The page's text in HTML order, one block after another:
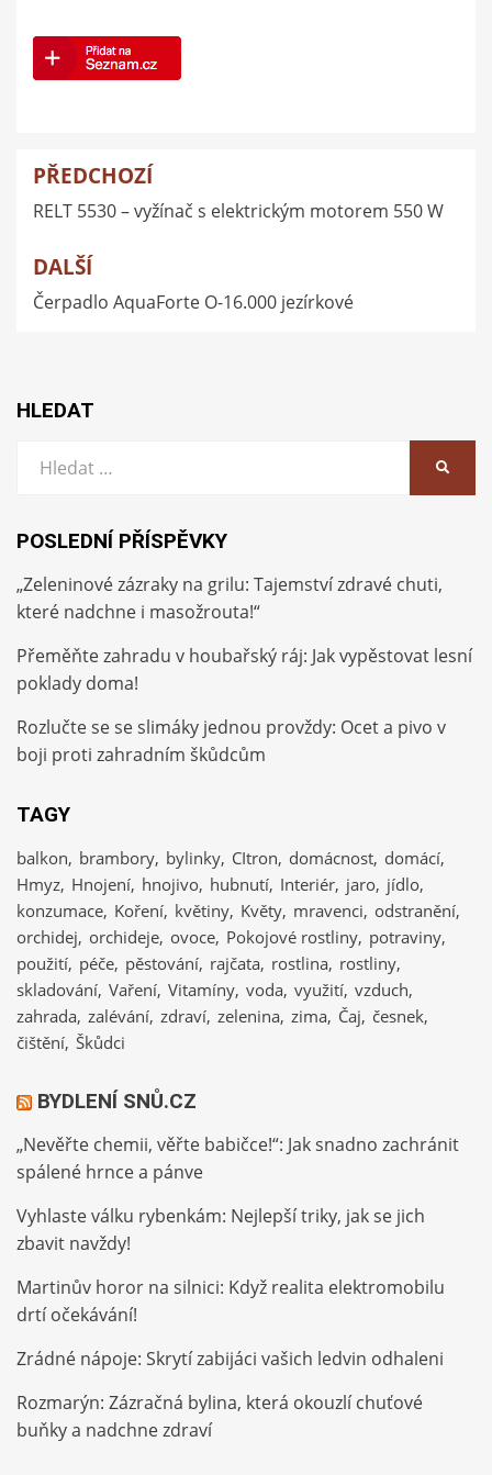
Navigace
pro
příspěvek
PŘEDCHOZÍ
RELT 5530 – vyžínač s elektrickým motorem 550 W
DALŠÍ
Čerpadlo AquaForte O-16.000 jezírkové
HLEDAT
POSLEDNÍ PŘÍSPĚVKY
„Zeleninové zázraky na grilu: Tajemství zdravé chuti,
které nadchne i masožrouta!“
Přeměňte zahradu v houbařský ráj: Jak vypěstovat lesní
poklady doma!
Rozlučte se se slimáky jednou provždy: Ocet a pivo v
boji proti zahradním škůdcům
TAGY
balkon brambory bylinky CItron domácnost domácí
Hmyz Hnojení hnojivo hubnutí Interiér jaro jídlo
konzumace Koření květiny Květy mravenci odstranění
orchidej orchideje ovoce Pokojové rostliny potraviny
použití péče pěstování rajčata rostlina rostliny
skladování Vaření Vitamíny voda využití vzduch
zahrada zalévání zdraví zelenina zima Čaj česnek
čištění Škůdci
BYDLENÍ SNŮ.CZ
„Nevěřte chemii, věřte babičce!“: Jak snadno zachránit
spálené hrnce a pánve
Vyhlaste válku rybenkám: Nejlepší triky, jak se jich
zbavit navždy!
Martinův horor na silnici: Když realita elektromobilu
drtí očekávání!
Zrádné nápoje: Skrytí zabijáci vašich ledvin odhaleni
Rozmarýn: Zázračná bylina, která okouzlí chuťové
buňky a nadchne zdraví